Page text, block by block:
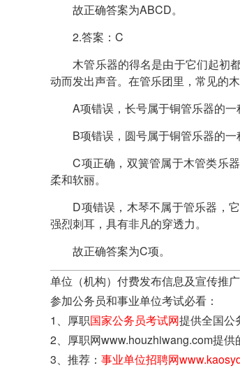
故正确答案为ABCD。
2.答案：C
木管乐器的得名是由于它们起初都
动而发出声音。在管乐团里，常见的
A项错误，长号属于铜管乐器的一
B项错误，圆号属于铜管乐器的一
C项正确，双簧管属于木管类乐器
柔和软丽。
D项错误，木琴不属于管乐器，它
强烈刺耳，具有非凡的穿透力。
故正确答案为C项。
单位（机构）付费发布信息及宣传推广
参加公务员和事业单位考试必看：
1、厚职国家公务员考试网提供全国公
2、厚职网www.houzhiwang.com提
3、推荐： 事业单位招聘网